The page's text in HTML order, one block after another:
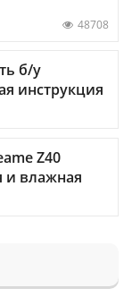
48708
б/у
инструкция
Z40
и влажная